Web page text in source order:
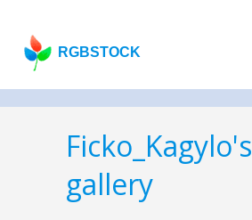
RGBSTOCK
Ficko_Kagylo's
gallery